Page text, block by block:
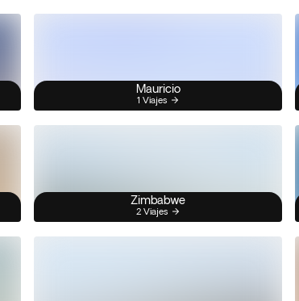
Mauricio
1 Viajes
Zimbabwe
2 Viajes